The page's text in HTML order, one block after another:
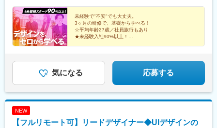
駅、池尻大橋駅、用賀駅、溝の口駅、平和島駅、豊洲駅、天王洲
アイル駅、駒込駅、大塚駅前駅、大崎駅、新橋駅、荻窪駅、武蔵
小金井駅、国立駅、東中野駅、新小岩駅、津田沼駅、神楽坂駅、
門前仲町駅、赤坂見附駅、西新宿駅、新宿御苑前駅、築地駅、日
比谷駅、和光市駅、金山駅(愛知県)、千種駅、鶴舞駅、神宮前駅、
駅、桜台駅(東京都)、末広町駅(東京都)、高輪ゲートウェイ駅、西
日暮里駅(舎人ライナー)、近鉄名古屋駅、栄町駅(愛知県)、森下駅
(東京都)、四ツ谷駅、新津田沼駅、牛込神楽坂駅、越中島駅、永田
未経験で"不安"でも大丈夫。
3ヶ月の研修で、基礎から学べる！
☆平均年齢27歳／社員旅行もあり
★未経験入社90%以上！
★有給休暇取得率100％！
気になる 応募する
NEW
【フルリモート可】リードデザイナー◆UIデザインの